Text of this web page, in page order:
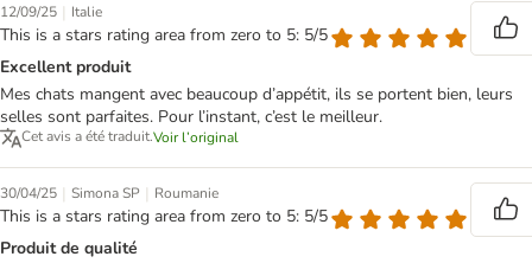
12/09/25 | Italie
This is a stars rating area from zero to 5: 5/5
Excellent produit
Mes chats mangent avec beaucoup d’appétit, ils se portent bien, leurs
selles sont parfaites. Pour l’instant, c’est le meilleur.
Cet avis a été traduit.Voir l’original
30/04/25 | Simona SP | Roumanie
This is a stars rating area from zero to 5: 5/5
Produit de qualité